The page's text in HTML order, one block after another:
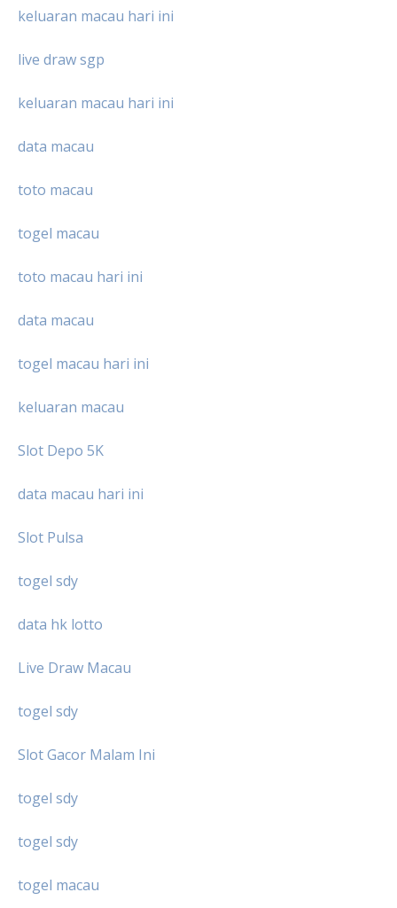
keluaran macau hari ini
live draw sgp
keluaran macau hari ini
data macau
toto macau
togel macau
toto macau hari ini
data macau
togel macau hari ini
keluaran macau
Slot Depo 5K
data macau hari ini
Slot Pulsa
togel sdy
data hk lotto
Live Draw Macau
togel sdy
Slot Gacor Malam Ini
togel sdy
togel sdy
togel macau